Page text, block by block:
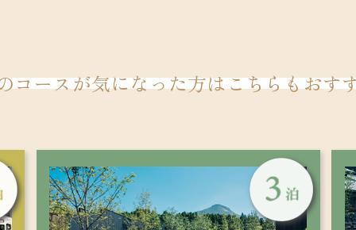
コースが気になった方はこちらもおす